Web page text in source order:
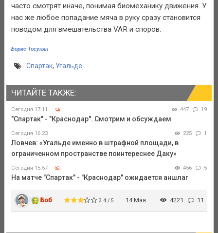
часто смотрят иначе, понимая биомеханику движения. У
нас же любое попадание мяча в руку сразу становится
поводом для вмешательства VAR и споров.
Борис Тосунян
Спартак, Угальде
ЧИТАЙТЕ ТАКЖЕ:
Сегодня 17:11 447 19
"Спартак" - "Краснодар". Смотрим и обсуждаем
Сегодня 16:23 225 1
Ловчев: «Угальде именно в штрафной площади, в
ограниченном пространстве поинтереснее Даку»
Сегодня 15:57 456 5
На матче "Спартак" - "Краснодар" ожидается аншлаг
Боб 3.4 / 5 14 Мая 4221 11